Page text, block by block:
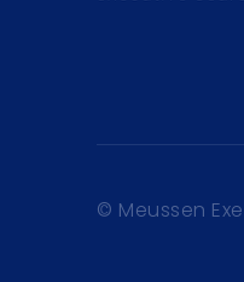
© Meussen